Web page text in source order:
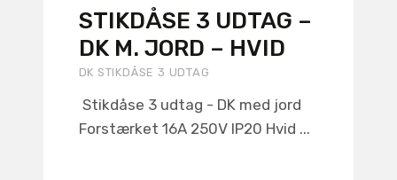
STIKDÅSE 3 UDTAG –
DK M. JORD – HVID
DK STIKDÅSE 3 UDTAG
Stikdåse 3 udtag - DK med jord
Forstærket 16A 250V IP20 Hvid ...